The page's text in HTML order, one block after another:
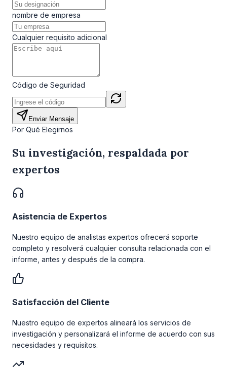
nombre de empresa
Cualquier requisito adicional
Código de Seguridad
Enviar Mensaje
Por Qué Elegirnos
Su investigación, respaldada por
expertos
Asistencia de Expertos
Nuestro equipo de analistas expertos ofrecerá soporte
completo y resolverá cualquier consulta relacionada con el
informe, antes y después de la compra.
Satisfacción del Cliente
Nuestro equipo de expertos alineará los servicios de
investigación y personalizará el informe de acuerdo con sus
necesidades y requisitos.